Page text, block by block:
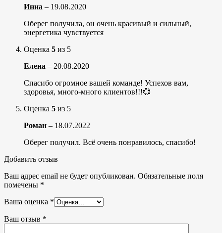
Инна – 19.08.2020
Оберег получила, он очень красивый и сильный,
энергетика чувствуется
Оценка 5 из 5
Елена – 20.08.2020
Спасибо огромное вашей команде! Успехов вам,
здоровья, много-много клиентов!!!💞
Оценка 5 из 5
Роман – 18.07.2022
Оберег получил. Всё очень понравилось, спасибо!
Добавить отзыв
Ваш адрес email не будет опубликован. Обязательные поля
помечены *
Ваша оценка *
Ваш отзыв *